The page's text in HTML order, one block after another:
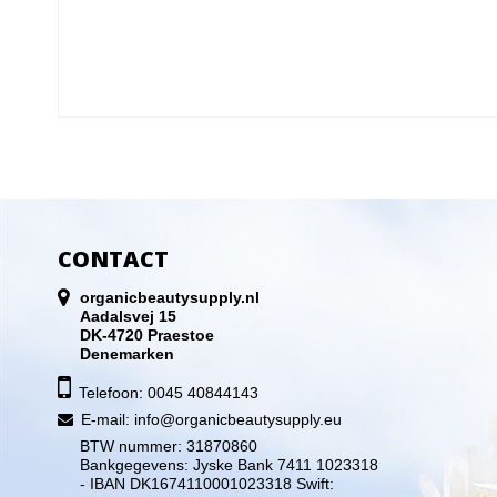
CONTACT
organicbeautysupply.nl
Aadalsvej 15
DK-4720 Praestoe
Denemarken
Telefoon: 0045 40844143
E-mail: info@organicbeautysupply.eu
BTW nummer: 31870860
Bankgegevens: Jyske Bank 7411 1023318
- IBAN DK1674110001023318 Swift: